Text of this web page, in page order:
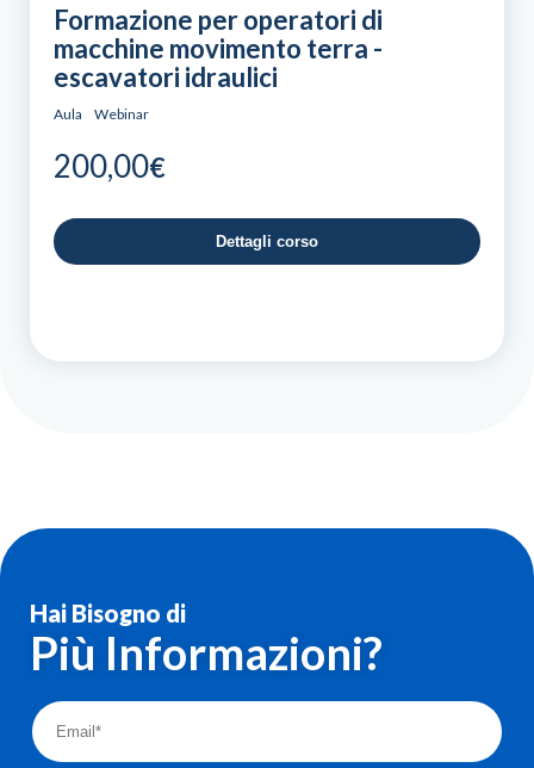
Formazione per operatori di
macchine movimento terra -
escavatori idraulici
Aula Webinar
200,00€
Dettagli corso
Hai Bisogno di
Più Informazioni?